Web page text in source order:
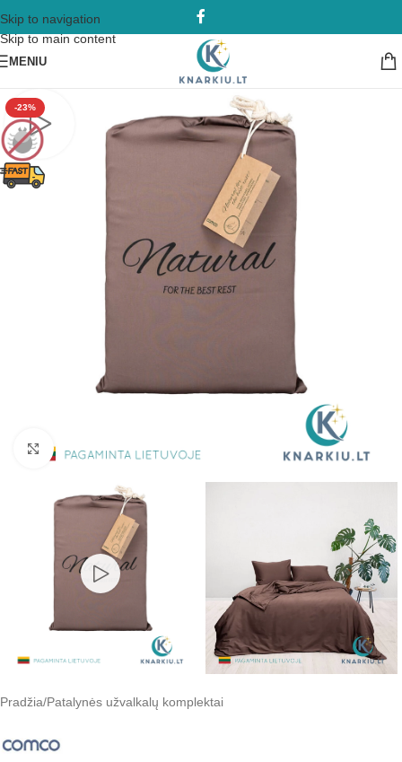
Skip to navigation
Skip to main content
MENIU
-23%
Padidinti
Pradžia/Patalynės užvalkalų komplektai